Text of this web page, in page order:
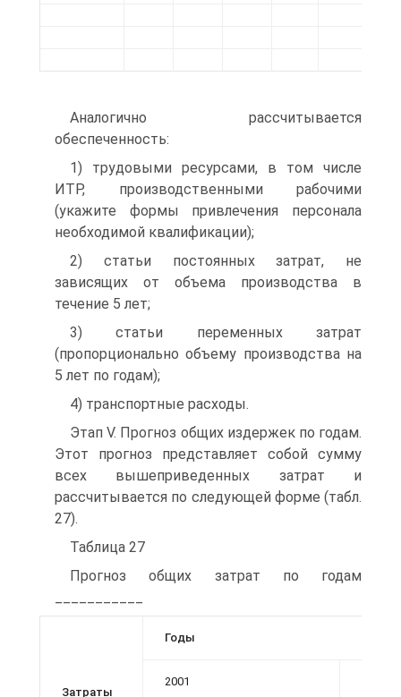
Аналогично рассчитывается
обеспеченность:
1) трудовыми ресурсами, в том числе
ИТР, производственными рабочими
(укажите формы привлечения персонала
необходимой квалификации);
2) статьи постоянных затрат, не
зависящих от объема производства в
течение 5 лет;
3) статьи переменных затрат
(пропорционально объему производства на
5 лет по годам);
4) транспортные расходы.
Этап V. Прогноз общих издержек по годам.
Этот прогноз представляет собой сумму
всех вышеприведенных затрат и
рассчитывается по следующей форме (табл.
27).
Таблица 27
Прогноз общих затрат по годам
Затраты
Годы
2001